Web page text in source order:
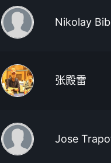
Nikolay
张殿雷
Jose